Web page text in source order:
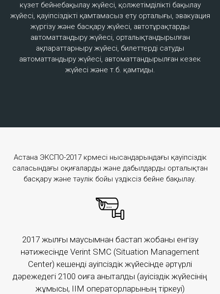
күзет бейнебақылау жүйесі, қолжетімділікті бақылау
жүйесі, қауіпсіздікті қамтамасыз ету орталығы, эвакуация
жүргізу және басқару жүйесі, автотұрақтарды
автоматтандыру жүйесі, орталықтандырылған
ақпараттарныру жүйесі, билеттерді сатуды
автоматтандыру жүйесі, автоматтандырылған кезек
жүйесі және т.б. қамтиды.
Астана ЭКСПО-2017 көрмесі нысандарындағы қауіпсіздік
саласындағы оқиғаларды және дабылдарды орталықтан
басқару және тәулік бойы үздіксіз бейне бақылау.
2017 жылғы маусымнан бастап жобаны енгізу
нәтижесінде Verint SMC (Situation Management
Center) кешенді қауіпсіздік жүйесінде әртүрлі
дәрежедегі 2100 оқиға анықталды (қауісіздік жүйесінің
жұмысы, ІІМ операторларының тіркеуі)
anti-extremism and anti-terrorism measures execution
in crowded places.
More
ISMS
prevention of information security incidents using
modern and functional means.
B2C partners